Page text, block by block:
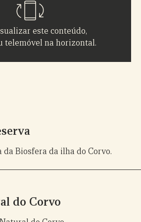
este conteúdo,
telemóvel na horizontal.
da Biosfera da ilha do Corvo.
do Corvo